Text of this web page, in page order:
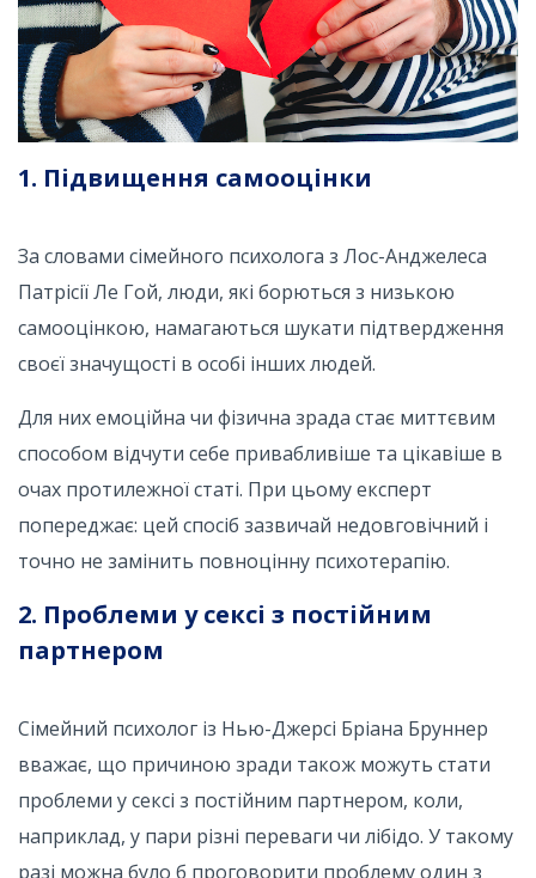
1. Підвищення самооцінки
За словами сімейного психолога з Лос-Анджелеса
Патрісії Ле Гой, люди, які борються з низькою
самооцінкою, намагаються шукати підтвердження
своєї значущості в особі інших людей.
Для них емоційна чи фізична зрада стає миттєвим
способом відчути себе привабливіше та цікавіше в
очах протилежної статі. При цьому експерт
попереджає: цей спосіб зазвичай недовговічний і
точно не замінить повноцінну психотерапію.
2. Проблеми у сексі з постійним
партнером
Сімейний психолог із Нью-Джерсі Бріана Бруннер
вважає, що причиною зради також можуть стати
проблеми у сексі з постійним партнером, коли,
наприклад, у пари різні переваги чи лібідо. У такому
разі можна було б проговорити проблему один з